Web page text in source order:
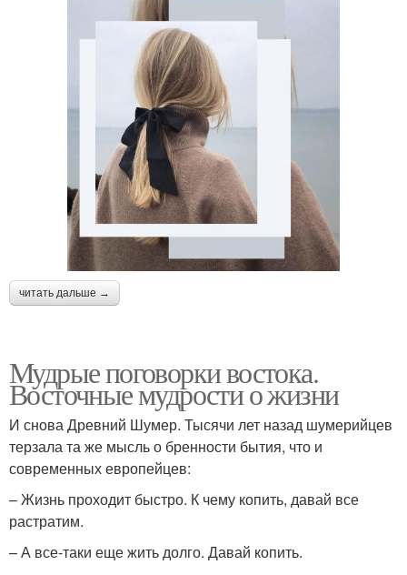
читать дальше →
Мудрые поговорки востока.
Восточные мудрости о жизни
И снова Древний Шумер. Тысячи лет назад шумерийцев
терзала та же мысль о бренности бытия, что и
современных европейцев:
– Жизнь проходит быстро. К чему копить, давай все
растратим.
– А все-таки еще жить долго. Давай копить.